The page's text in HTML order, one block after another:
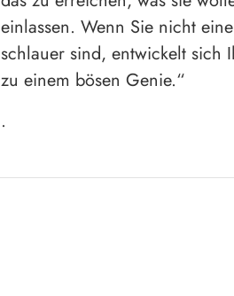
einlassen. Wenn Sie nicht
schlauer sind, entwickelt sich
zu einem bösen Genie.“
.